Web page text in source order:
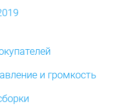
и громкость